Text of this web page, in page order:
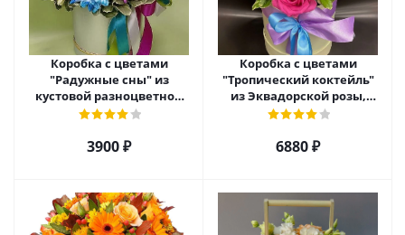
Коробка с цветами
"Радужные сны" из
кустовой разноцветной
хризантемы арт. 22457
3900 ₽
Коробка с цветами
"Тропический коктейль"
из Эквадорской розы,
эустомы, альстромерии
6880 ₽